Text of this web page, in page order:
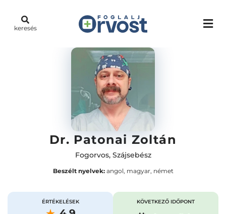
keresés
Dr. Patonai Zoltán
Fogorvos, Szájsebész
Beszélt nyelvek:angol, magyar, német
ÉRTÉKELÉSEK KÖVETKEZŐ IDŐPONT